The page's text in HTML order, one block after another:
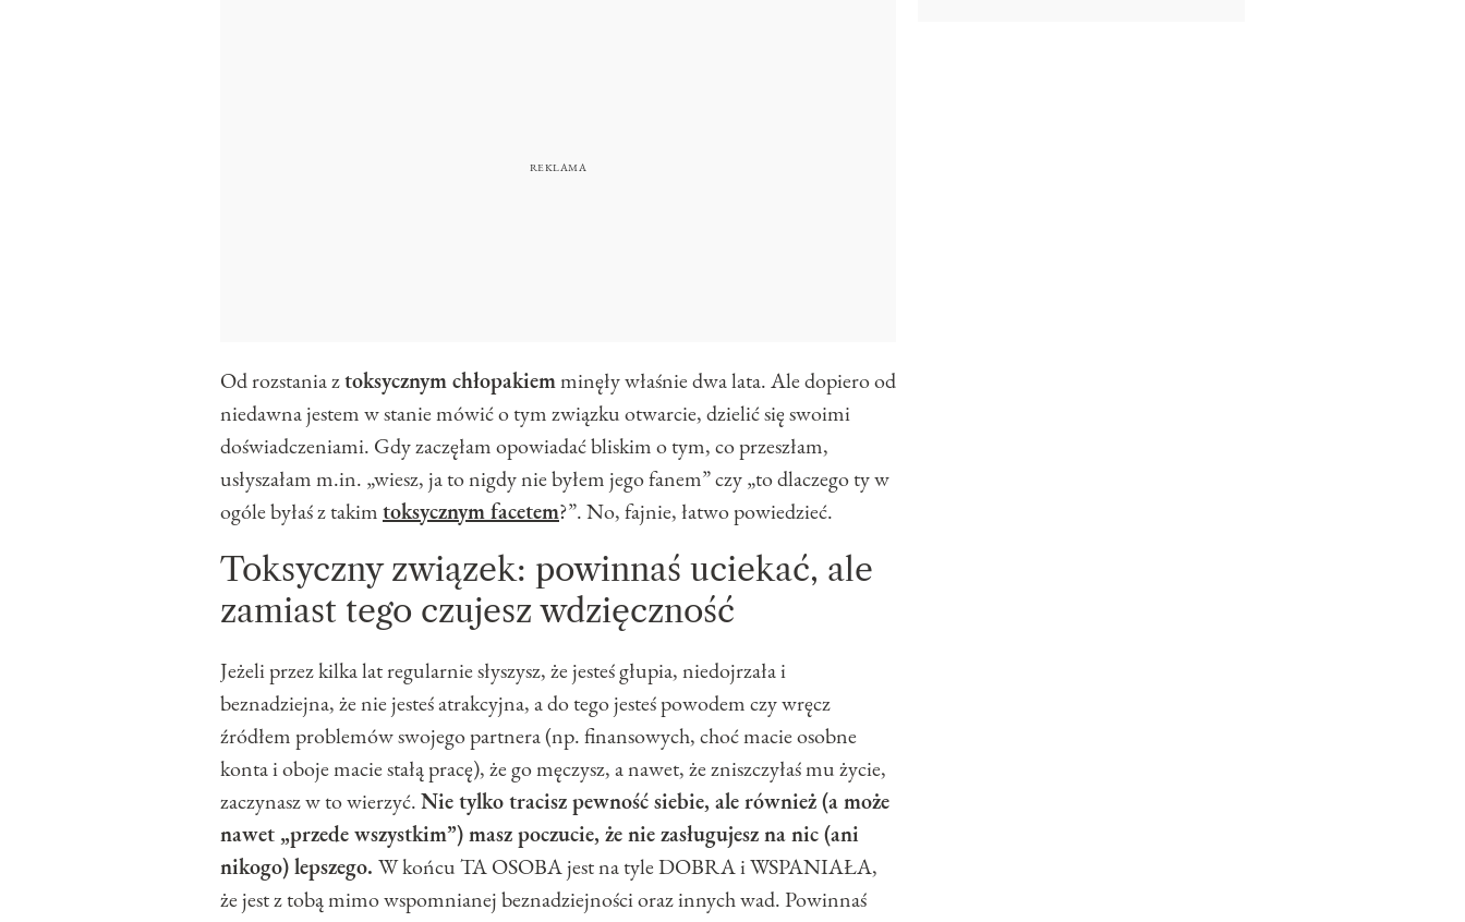
Od rozstania ztoksycznym chłopakiemminęły właśnie dwa lata. Ale dopiero od
niedawna jestem w stanie mówić o tym związku otwarcie, dzielić się swoimi
doświadczeniami. Gdy zaczęłam opowiadać bliskim o tym, co przeszłam,
usłyszałam m.in. „wiesz, ja to nigdy nie byłem jego fanem” czy „to dlaczego ty w
ogóle byłaś z takimtoksycznym facetem?”. No, fajnie, łatwo powiedzieć.
Toksyczny związek: powinnaś uciekać, ale
zamiast tego czujesz wdzięczność
Jeżeli przez kilka lat regularnie słyszysz, że jesteś głupia, niedojrzała i
beznadziejna, że nie jesteś atrakcyjna, a do tego jesteś powodem czy wręcz
źródłem problemów swojego partnera (np. finansowych, choć macie osobne
konta i oboje macie stałą pracę), że go męczysz, a nawet, że zniszczyłaś mu życie,
zaczynasz w to wierzyć.Nie tylko tracisz pewność siebie, ale również (a może
nawet „przede wszystkim”) masz poczucie, że nie zasługujesz na nic (ani
nikogo) lepszego. W końcu TA OSOBA jest na tyle DOBRA i WSPANIAŁA,
że jest z tobą mimo wspomnianej beznadziejności oraz innych wad. Powinnaś